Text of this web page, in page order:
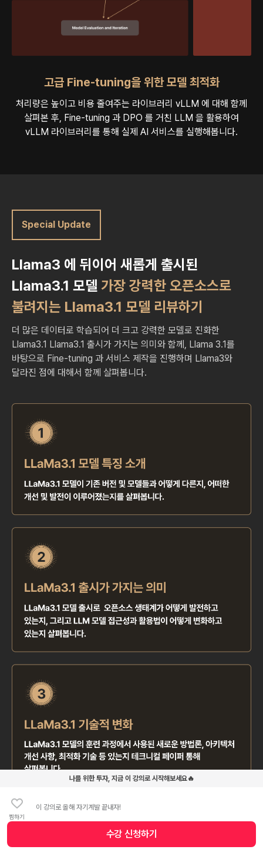
찜하기
나를 위한 투자, 지금 이 강의로 시작해보세요🔥
이 강의로 올해 자기계발 끝내자!
수강 신청하기
고급 Fine-tuning을 위한 모델 최적화
처리량은 높이고 비용 줄여주는 라이브러리 vLLM 에 대해 함께
살펴본 후, Fine-tuning 과 DPO 를 거친 LLM 을 활용하여
vLLM 라이브러리를 통해 실제 AI 서비스를 실행해봅니다.
Special Update
Llama3 에 뒤이어 새롭게 출시된
Llama3.1 모델 가장 강력한 오픈소스로
불려지는 Llama3.1 모델 리뷰하기
더 많은 데이터로 학습되어 더 크고 강력한 모델로 진화한
Llama3.1 Llama3.1 출시가 가지는 의미와 함께, Llama 3.1를
바탕으로 Fine-tuning 과 서비스 제작을 진행하며 Llama3와
달라진 점에 대해서 함께 살펴봅니다.